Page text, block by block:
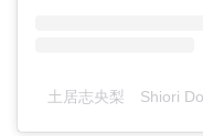
土居志央梨 Shiori